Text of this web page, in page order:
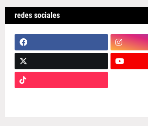
redes sociales